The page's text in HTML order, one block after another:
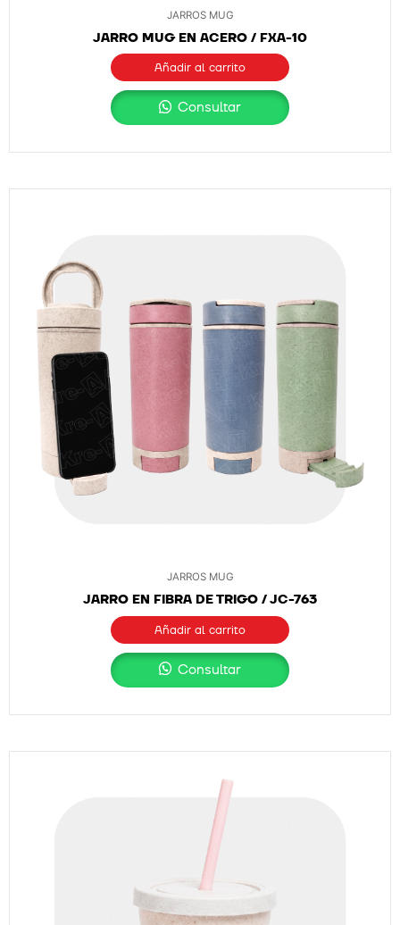
JARROS MUG
JARRO MUG EN ACERO / FXA-10
Añadir al carrito
Consultar
JARROS MUG
JARRO EN FIBRA DE TRIGO / JC-763
Añadir al carrito
Consultar